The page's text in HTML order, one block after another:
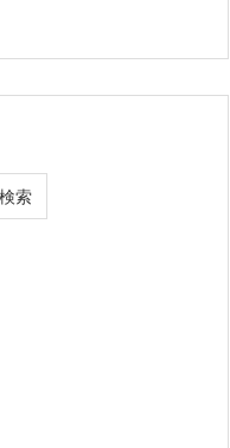
検索